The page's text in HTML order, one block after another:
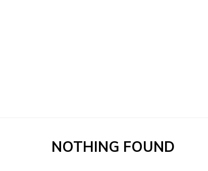
NOTHING FOUND